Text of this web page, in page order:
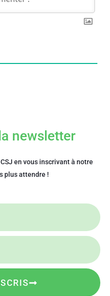
newsletter
en vous inscrivant à notre
plus attendre !